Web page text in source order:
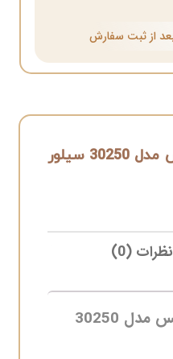
ساعت رومیزی آرتمیس مدل 30250 سیلور
نظرات (0)
ساعت رومیزی آرتمیس مدل 30250